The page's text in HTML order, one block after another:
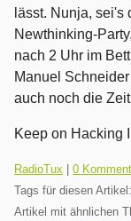
lässt. Nunja, sei's
Newthinking-
nach 2 Uhr im
Manuel
auch noch die
Keep on Hacking
Kategorien:
RadioTux 0
Tags für diesen Artikel:
Artikel mit ähnlichen